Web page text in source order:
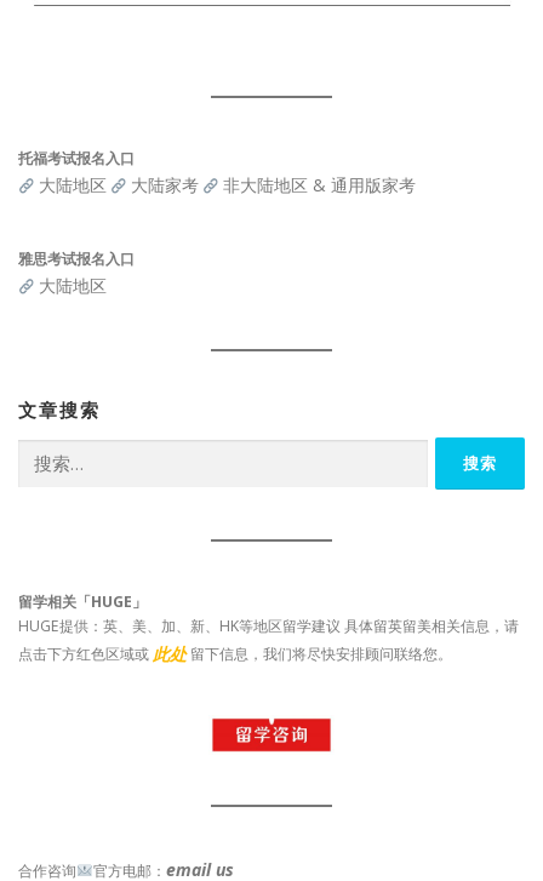
托福考试报名入口
大陆地区 大陆家考 非大陆地区 & 通用版家考
雅思考试报名入口
大陆地区
文章搜索
索：
留学相关「HUGE」
HUGE提供：英、美、加、新、HK等地区留学建议 具体留英留美相关信息，请
点击下方红色区域或 此处 留下信息，我们将尽快安排顾问联络您。
合作咨询 官方电邮： email us